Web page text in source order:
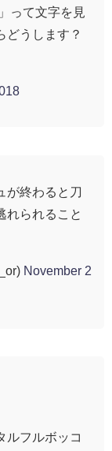
って文字を見
どうします？
が終わると刀
られること
November 2
ルフルボッコ